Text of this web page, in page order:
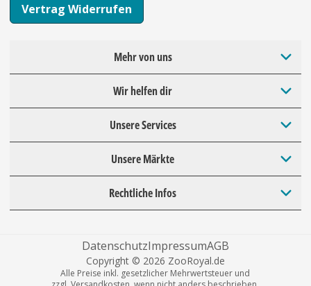
Vertrag Widerrufen
Mehr von uns
Wir helfen dir
Unsere Services
Unsere Märkte
Rechtliche Infos
DatenschutzImpressumAGB
Copyright © 2026 ZooRoyal.de
Alle Preise inkl. gesetzlicher Mehrwertsteuer und